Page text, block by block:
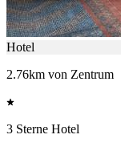
Hotel
2.76km von Zentrum
3 Sterne Hotel